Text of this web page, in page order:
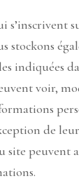
s’inscrivent
stockons
indiquées
voir,
de
site peuvent